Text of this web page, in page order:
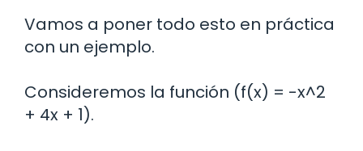
Vamos a poner todo esto en práctica
con un ejemplo.
Consideremos la función (f(x) = -x^2
+ 4x + 1).